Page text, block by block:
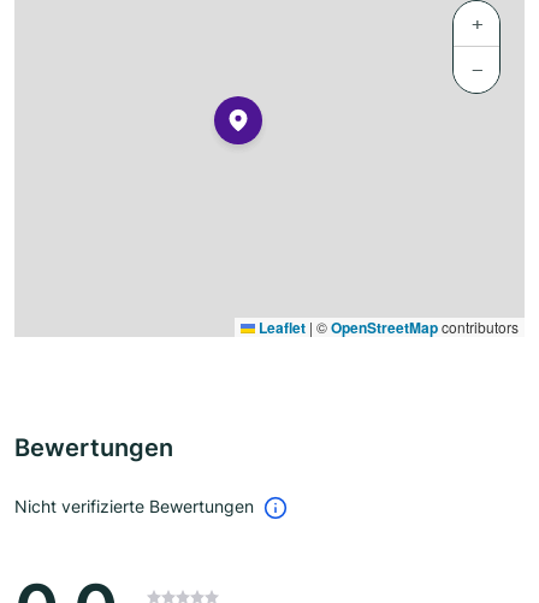
+
−
Leaflet | ©OpenStreetMapcontributors
Bewertungen
Nicht verifizierte Bewertungen